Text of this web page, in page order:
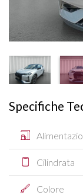
Specifiche
Cilindrata
Colore